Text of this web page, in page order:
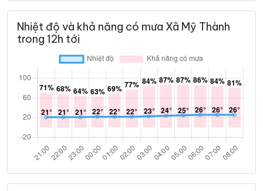
Nhiệt độ và khả năng có mưa Xã Mỹ Thành
trong 12h tới